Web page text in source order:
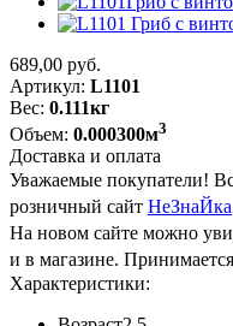
689,00 руб.
Артикул: L1101
Вес: 0.111кг
Объем: 0.000300м3
Доставка и оплата
Уважаемые покупатели!
розничный сайт НеЗнаЙка
На новом сайте можно
и в магазине.
Характеристики: